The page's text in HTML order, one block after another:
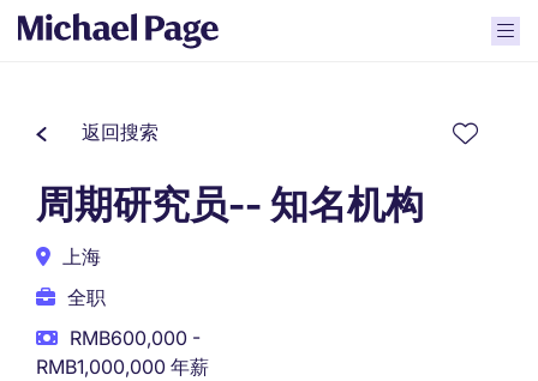
返回搜索
周期研究员-- 知名机构
上海
全职
RMB600,000 -
RMB1,000,000 年薪